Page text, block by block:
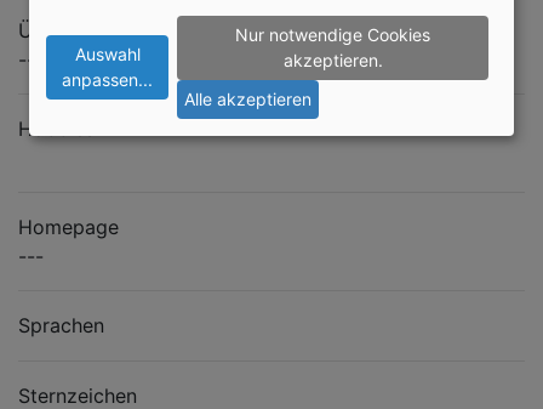
Über mich
---
Hobbies
Homepage
---
Sprachen
Sternzeichen
Auswahl
anpassen...
Nur notwendige Cookies
akzeptieren.
Alle akzeptieren